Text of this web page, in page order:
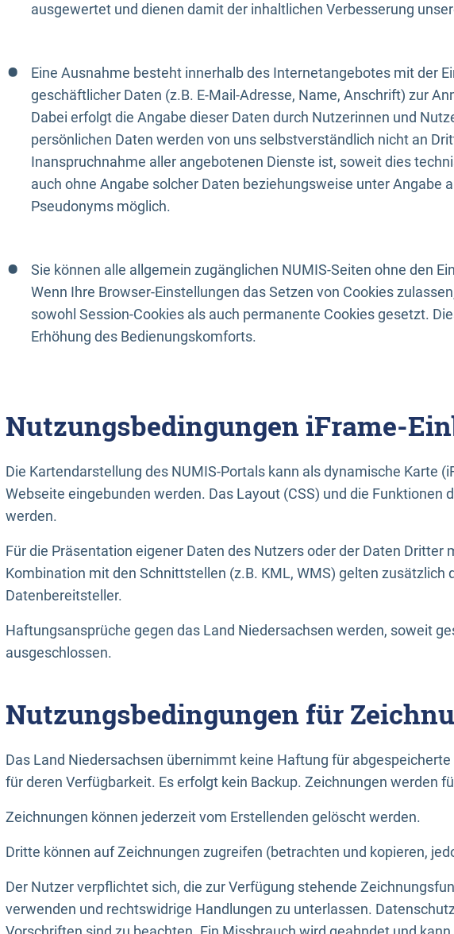
ausgewertet und dienen damit der inhaltlichen Verbesserung
Eine Ausnahme besteht innerhalb des Internetangebotes mit der
geschäftlicher Daten (z.B. E-Mail-Adresse, Name, Anschrift) zur
Dabei erfolgt die Angabe dieser Daten durch Nutzerinnen und
persönlichen Daten werden von uns selbstverständlich nicht an
Inanspruchnahme aller angebotenen Dienste ist, soweit dies
auch ohne Angabe solcher Daten beziehungsweise unter Angabe
Pseudonyms möglich.
Sie können alle allgemein zugänglichen NUMIS-Seiten ohne den
Wenn Ihre Browser-Einstellungen das Setzen von Cookies
sowohl Session-Cookies als auch permanente Cookies gesetzt.
Erhöhung des Bedienungskomforts.
Nutzungsbedingungen iFrame-
Die Kartendarstellung des NUMIS-Portals kann als dynamische Karte
Webseite eingebunden werden. Das Layout (CSS) und die Funktionen
werden.
Für die Präsentation eigener Daten des Nutzers oder der Daten Dritter
Kombination mit den Schnittstellen (z.B. KML, WMS) gelten zusätzlich
Datenbereitsteller.
Haftungsansprüche gegen das Land Niedersachsen werden, soweit
ausgeschlossen.
Nutzungsbedingungen für
Das Land Niedersachsen übernimmt keine Haftung für
für deren Verfügbarkeit. Es erfolgt kein Backup. Zeichnungen werden
Zeichnungen können jederzeit vom Erstellenden gelöscht werden.
Dritte können auf Zeichnungen zugreifen (betrachten und kopieren,
Der Nutzer verpflichtet sich, die zur Verfügung stehende
verwenden und rechtswidrige Handlungen zu unterlassen.